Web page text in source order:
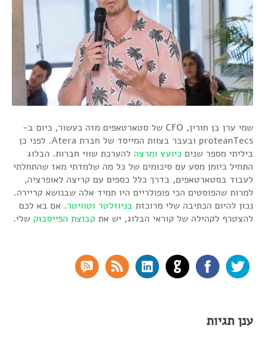
שמי ערן בן חורין, CFO של סטארטאפים מזה כעשור, כיום ב-
proteanTecs ובעבר בצוות המייסד של חברת Atera. לפני כן
ביליתי מספר שנים כיועץ ומרצה להערכת שווי חברות. הבלוג
התחיל כיומן מסע עם סיכומים של כל מה שלמדתי מאז שהתחלתי
לעבוד בסטארטאפים, בדרך כלל כספים עם קריצה לאופרציה,
למרות שהפוסטים הכי פופולריים היו תמיד אלה שבנושא קריירה.
נכון להיום הכתיבה שלי מרוכזת בניוזלטר וטוויטר. אם בא לכם
להצטרף לקהילה של קוראי הבלוג, יש את קבוצת הפייסבוק שלי.
Twitter
Facebook
GitHub
LinkedIn
RSS Feed
ענן תגיות